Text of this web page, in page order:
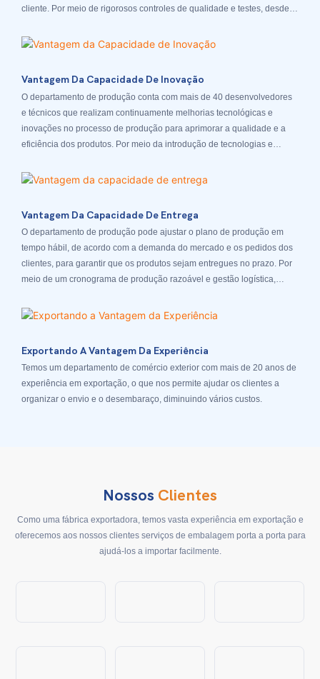
cliente. Por meio de rigorosos controles de qualidade e testes, desde a
departamentos internos de inspeção de qualidade rigorosos, e cada
Vantagem Da Capacidade De Inovação
O departamento de produção conta com mais de 40 desenvolvedores
e técnicos que realizam continuamente melhorias tecnológicas e
inovações no processo de produção para aprimorar a qualidade e a
eficiência dos produtos. Por meio da introdução de tecnologias e
competitividade dos nossos produtos.
Vantagem Da Capacidade De Entrega
O departamento de produção pode ajustar o plano de produção em
tempo hábil, de acordo com a demanda do mercado e os pedidos dos
clientes, para garantir que os produtos sejam entregues no prazo. Por
meio de um cronograma de produção razoável e gestão logística,
hábil.
Exportando A Vantagem Da Experiência
Temos um departamento de comércio exterior com mais de 20 anos de
experiência em exportação, o que nos permite ajudar os clientes a
organizar o envio e o desembaraço, diminuindo vários custos.
Nossos Clientes
Como uma fábrica exportadora, temos vasta experiência em exportação e
oferecemos aos nossos clientes serviços de embalagem porta a porta para
ajudá-los a importar facilmente.